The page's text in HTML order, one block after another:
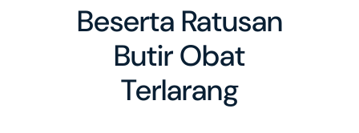
Beserta Ratusan
Butir Obat
Terlarang